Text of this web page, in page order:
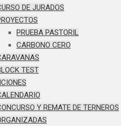
DE JURADOS
PRUEBA PASTORIL
CARBONO CERO
TEST
Y REMATE DE TERNEROS